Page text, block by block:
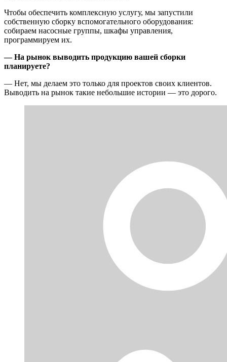
Чтобы обеспечить комплексную услугу, мы запустили
собственную сборку вспомогательного оборудования:
собираем насосные группы, шкафы управления,
программируем их.
— На рынок выводить продукцию вашей сборки
планируете?
— Нет, мы делаем это только для проектов своих клиентов.
Выводить на рынок такие небольшие истории — это дорого.